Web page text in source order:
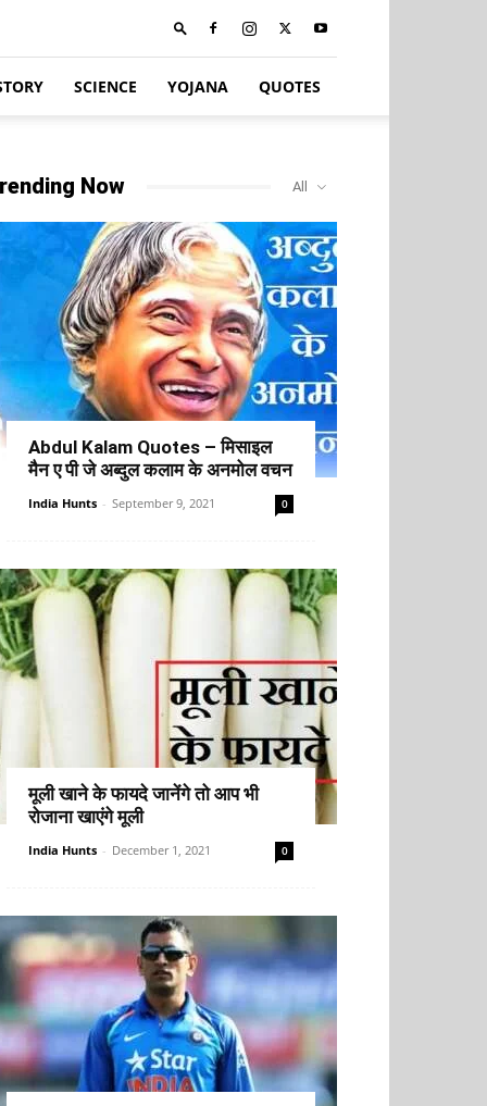
SCIENCE YOJANA QUOTES
Now All
Abdul Kalam Quotes – मिसाइल
मैन ए पी जे अब्दुल कलाम के अनमोल वचन
India Hunts - September 9, 2021 0
मूली खाने के फायदे जानेंगे तो आप भी
रोजाना खाएंगे मूली
India Hunts - December 1, 2021 0